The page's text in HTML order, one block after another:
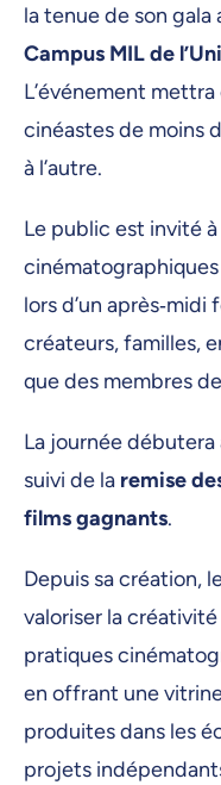
la tenue de son gala
Campus MIL de
L’événement
cinéastes de moins
à l’autre.
Le public est invité
lors d’un
créateurs, familles,
que des membres
La journée débutera
suivi de la remise
films gagnants.
Depuis sa création,
valoriser la
pratiques
en offrant une
produites dans les
projets